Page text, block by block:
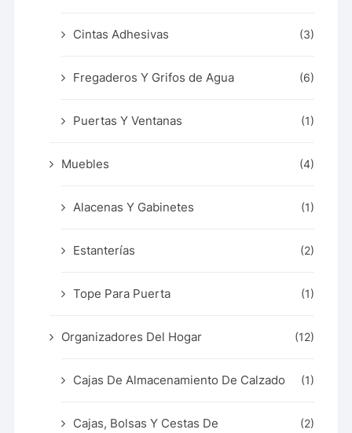
Cintas Adhesivas (3)
Fregaderos Y Grifos de Agua (6)
Puertas Y Ventanas (1)
Muebles (4)
Alacenas Y Gabinetes (1)
Estanterías (2)
Tope Para Puerta (1)
Organizadores Del Hogar (12)
Cajas De Almacenamiento De Calzado (1)
Cajas, Bolsas Y Cestas De
(2)